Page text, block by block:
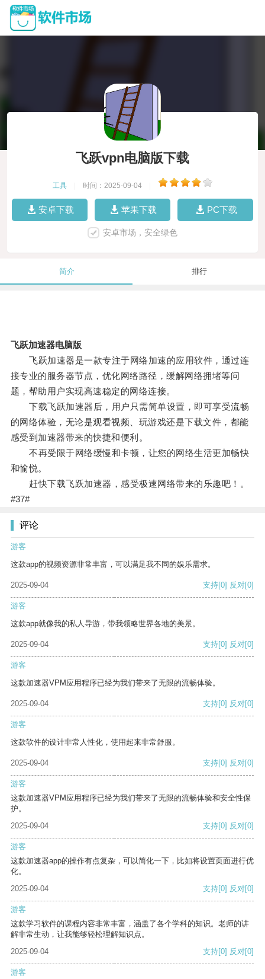
飞跃vpn电脑版下载
工具 时间：2025-09-04
安卓下载 苹果下载 PC下载
安卓市场，安全绿色
简介 排行
飞跃加速器电脑版
飞跃加速器是一款专注于网络加速的应用软件，通过连
接专业的服务器节点，优化网络路径，缓解网络拥堵等问
题，帮助用户实现高速稳定的网络连接。
下载飞跃加速器后，用户只需简单设置，即可享受流畅
的网络体验，无论是观看视频、玩游戏还是下载文件，都能
感受到加速器带来的快捷和便利。
不再受限于网络缓慢和卡顿，让您的网络生活更加畅快
和愉悦。
赶快下载飞跃加速器，感受极速网络带来的乐趣吧！。
#37#
评论
游客
这款app的视频资源非常丰富，可以满足我不同的娱乐需求。
2025-09-04 支持[0] 反对[0]
游客
这款app就像我的私人导游，带我领略世界各地的美景。
2025-09-04 支持[0] 反对[0]
游客
这款加速器VPM应用程序已经为我们带来了无限的流畅体验。
2025-09-04 支持[0] 反对[0]
游客
这款软件的设计非常人性化，使用起来非常舒服。
2025-09-04 支持[0] 反对[0]
游客
这款加速器VPM应用程序已经为我们带来了无限的流畅体验和安全性保
护。
2025-09-04
支持[0] 反对[0]
游客
这款加速器app的操作有点复杂，可以简化一下，比如将设置页面进行优
化。
2025-09-04
支持[0] 反对[0]
游客
这款学习软件的课程内容非常丰富，涵盖了各个学科的知识。老师的讲
解非常生动，让我能够轻松理解知识点。
2025-09-04
支持[0] 反对[0]
游客